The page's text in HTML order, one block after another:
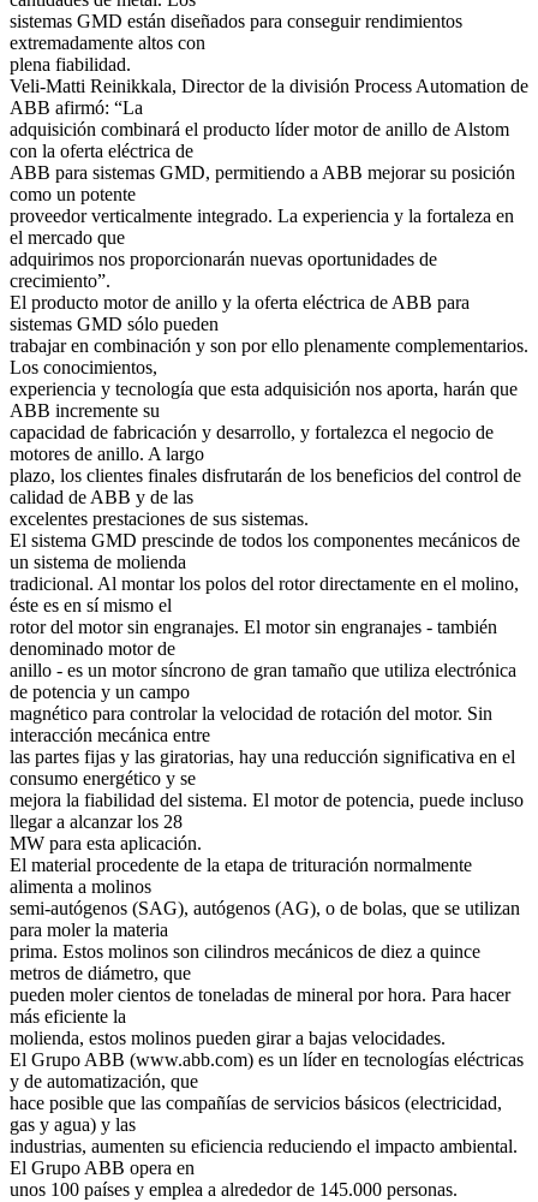
sistemas GMD están diseñados para conseguir rendimientos
extremadamente altos con
plena fiabilidad.
Veli-Matti Reinikkala, Director de la división Process Automation de
ABB afirmó: “La
adquisición combinará el producto líder motor de anillo de Alstom
con la oferta eléctrica de
ABB para sistemas GMD, permitiendo a ABB mejorar su posición
como un potente
proveedor verticalmente integrado. La experiencia y la fortaleza en
el mercado que
adquirimos nos proporcionarán nuevas oportunidades de
crecimiento”.
El producto motor de anillo y la oferta eléctrica de ABB para
sistemas GMD sólo pueden
trabajar en combinación y son por ello plenamente complementarios.
Los conocimientos,
experiencia y tecnología que esta adquisición nos aporta, harán que
ABB incremente su
capacidad de fabricación y desarrollo, y fortalezca el negocio de
motores de anillo. A largo
plazo, los clientes finales disfrutarán de los beneficios del control de
calidad de ABB y de las
excelentes prestaciones de sus sistemas.
El sistema GMD prescinde de todos los componentes mecánicos de
un sistema de molienda
tradicional. Al montar los polos del rotor directamente en el molino,
éste es en sí mismo el
rotor del motor sin engranajes. El motor sin engranajes - también
denominado motor de
anillo - es un motor síncrono de gran tamaño que utiliza electrónica
de potencia y un campo
magnético para controlar la velocidad de rotación del motor. Sin
interacción mecánica entre
las partes fijas y las giratorias, hay una reducción significativa en el
consumo energético y se
mejora la fiabilidad del sistema. El motor de potencia, puede incluso
llegar a alcanzar los 28
MW para esta aplicación.
El material procedente de la etapa de trituración normalmente
alimenta a molinos
semi-autógenos (SAG), autógenos (AG), o de bolas, que se utilizan
para moler la materia
prima. Estos molinos son cilindros mecánicos de diez a quince
metros de diámetro, que
pueden moler cientos de toneladas de mineral por hora. Para hacer
más eficiente la
molienda, estos molinos pueden girar a bajas velocidades.
El Grupo ABB (www.abb.com) es un líder en tecnologías eléctricas
y de automatización, que
hace posible que las compañías de servicios básicos (electricidad,
gas y agua) y las
industrias, aumenten su eficiencia reduciendo el impacto ambiental.
El Grupo ABB opera en
unos 100 países y emplea a alrededor de 145.000 personas.